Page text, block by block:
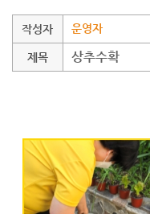
작성자 운영자
제목 상추수확